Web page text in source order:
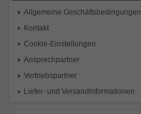
Allgemeine Geschäftsbedingungen
Kontakt
Cookie-Einstellungen
Ansprechpartner
Vertriebspartner
Liefer- und Versandinformationen